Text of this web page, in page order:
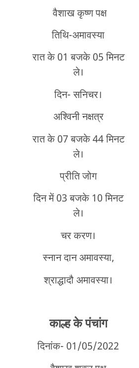
वैशाख कृष्ण पक्ष
तिथि-अमावस्या
रात के 01 बजके 05 मिनट
ले।
दिन- सनिचर।
अश्विनी नक्षत्र
रात के 07 बजके 44 मिनट
ले।
प्रीति जोग
दिन में 03 बजके 10 मिनट
ले।
चर करण।
स्नान दान अमावस्या,
श्राद्धादौ अमावस्या।
काल्ह के पंचांग
दिनांक- 01/05/2022